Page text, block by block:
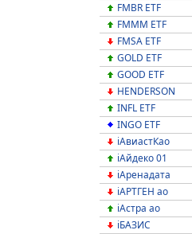
FMBR ETF
FMMM ETF
FMSA ETF
GOLD ETF
GOOD ETF
HENDERSON
INFL ETF
INGO ETF
iАвиастКао
iАйдеко 01
iАренадата
iАРТГЕН ао
iАстра ао
iБАЗИС